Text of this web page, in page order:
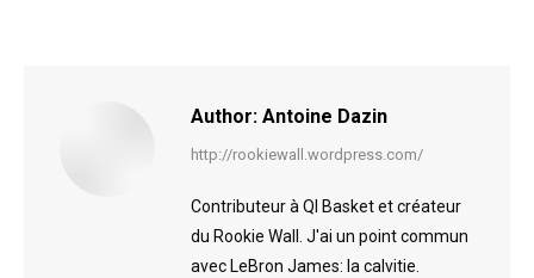
Author: Antoine Dazin
http://rookiewall.wordpress.com/
Contributeur à QI Basket et créateur
du Rookie Wall. J'ai un point commun
avec LeBron James: la calvitie.